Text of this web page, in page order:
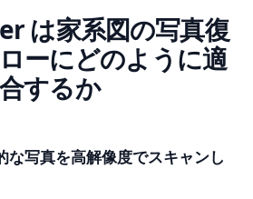
は家系図の写真復
ーにどのように適
合するか
な写真を高解像度でスキャンし